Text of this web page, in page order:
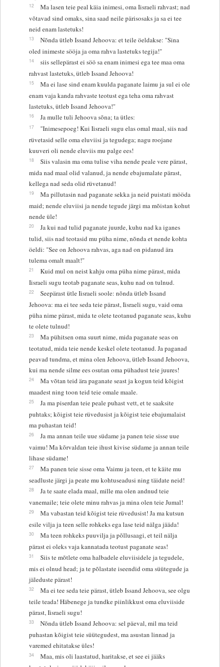
12
Ma lasen teie peal käia inimesi, oma Iisraeli rahvast; nad
võtavad sind omaks, sina saad neile pärisosaks ja sa ei tee
neid enam lastetuks!
13
Nõnda ütleb Issand Jehoova: et teile öeldakse: "Sina
oled inimeste sööja ja oma rahva lastetuks tegija!"
14
siis sellepärast ei söö sa enam inimesi ega tee maa oma
rahvast lastetuks, ütleb Issand Jehoova!
15
Ma ei lase sind enam kuulda paganate laimu ja sul ei ole
enam vaja kanda rahvaste teotust ega teha oma rahvast
lastetuks, ütleb Issand Jehoova!"
16 Ja mulle tuli Jehoova sõna; ta ütles:
17
"Inimesepoeg! Kui Iisraeli sugu elas omal maal, siis nad
rüvetasid selle oma eluviisi ja tegudega; nagu roojane
kuuveri oli nende eluviis mu palge ees!
18
Siis valasin ma oma tulise viha nende peale vere pärast,
mida nad maal olid valanud, ja nende ebajumalate pärast,
kellega nad seda olid rüvetanud!
19
Ma pillutasin nad paganate sekka ja neid puistati mööda
maid; nende eluviisi ja nende tegude järgi ma mõistan kohut
nende üle!
20
Ja kui nad tulid paganate juurde, kuhu nad ka iganes
tulid, siis nad teotasid mu püha nime, nõnda et nende kohta
öeldi: "See on Jehoova rahvas, aga nad on pidanud ära
tulema omalt maalt!"
21
Kuid mul on neist kahju oma püha nime pärast, mida
Iisraeli sugu teotab paganate seas, kuhu nad on tulnud.
22
Seepärast ütle Iisraeli soole: nõnda ütleb Issand
Jehoova: ma ei tee seda teie pärast, Iisraeli sugu, vaid oma
püha nime pärast, mida te olete teotanud paganate seas, kuhu
te olete tulnud!
23
Ma pühitsen oma suurt nime, mida paganate seas on
teotatud, mida teie nende keskel olete teotanud. Ja paganad
peavad tundma, et mina olen Jehoova, ütleb Issand Jehoova,
kui ma nende silme ees osutan oma pühadust teie juures!
24
Ma võtan teid ära paganate seast ja kogun teid kõigist
maadest ning toon teid teie omale maale.
25
Ja ma piserdan teie peale puhast vett, et te saaksite
puhtaks; kõigist teie rüvedusist ja kõigist teie ebajumalaist
ma puhastan teid!
26
Ja ma annan teile uue südame ja panen teie sisse uue
vaimu! Ma kõrvaldan teie ihust kivise südame ja annan teile
lihase südame!
27
Ma panen teie sisse oma Vaimu ja teen, et te käite mu
seadluste järgi ja peate mu kohtuseadusi ning täidate neid!
28
Ja te saate elada maal, mille ma olen andnud teie
vanemaile; teie olete minu rahvas ja mina olen teie Jumal!
29
Ma vabastan teid kõigist teie rüvedusist! Ja ma kutsun
esile vilja ja teen selle rohkeks ega lase teid nälga jääda!
30
Ma teen rohkeks puuvilja ja põllusaagi, et teil nälja
pärast ei oleks vaja kannatada teotust paganate seas!
31
Siis te mõtlete oma halbadele eluviisidele ja tegudele,
mis ei olnud head; ja te põlastate iseendid oma süütegude ja
jäleduste pärast!
32
Ma ei tee seda teie pärast, ütleb Issand Jehoova, see olgu
teile teada! Häbenege ja tundke piinlikkust oma eluviiside
pärast, Iisraeli sugu!
33
Nõnda ütleb Issand Jehoova: sel päeval, mil ma teid
puhastan kõigist teie süütegudest, ma asustan linnad ja
varemed ehitatakse üles!
34
Maa, mis oli laastatud, haritakse, et see ei jääks